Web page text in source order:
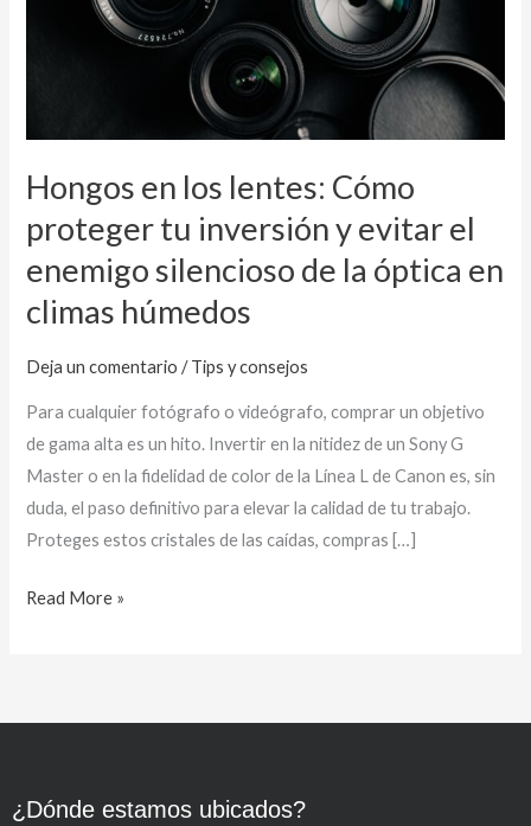
Hongos en los lentes: Cómo
proteger tu inversión y evitar el
enemigo silencioso de la óptica en
climas húmedos
Deja un comentario /Tips y consejos
Para cualquier fotógrafo o videógrafo, comprar un objetivo
de gama alta es un hito. Invertir en la nitidez de un Sony G
Master o en la fidelidad de color de la Línea L de Canon es, sin
duda, el paso definitivo para elevar la calidad de tu trabajo.
Proteges estos cristales de las caídas, compras […]
y
evitar
el
enemigo
silencioso
de
óptica
Read More »
¿Dónde estamos ubicados?